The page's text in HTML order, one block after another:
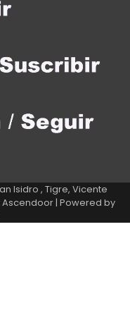
Isidro , Tigre, Vicente
Ascendoor| Powered by